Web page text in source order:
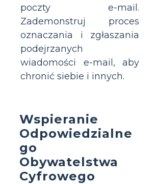
poczty e-mail.
Zademonstruj proces
oznaczania i zgłaszania
podejrzanych
wiadomości e-mail, aby
chronić siebie i innych.
Wspieranie
Odpowiedzialne
go
Obywatelstwa
Cyfrowego